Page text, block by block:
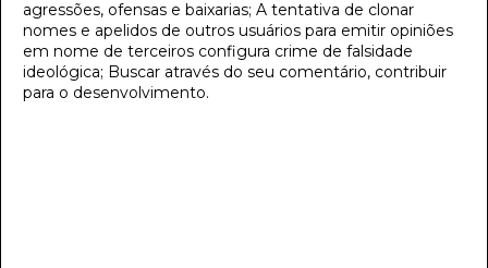
agressões, ofensas e baixarias; A tentativa de clonar
nomes e apelidos de outros usuários para emitir opiniões
em nome de terceiros configura crime de falsidade
ideológica; Buscar através do seu comentário, contribuir
para o desenvolvimento.